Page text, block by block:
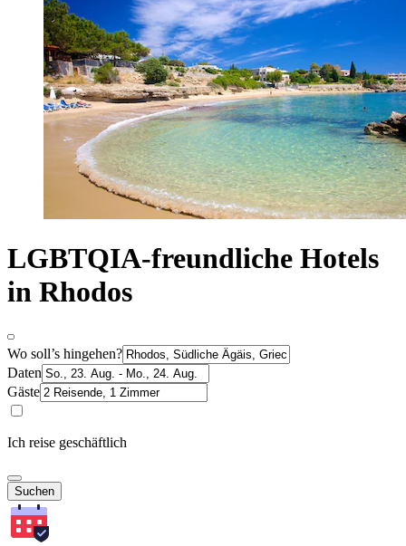
LGBTQIA-freundliche Hotels
in Rhodos
Wo soll’s hingehen?
Daten
Gäste
Ich reise geschäftlich
Suchen